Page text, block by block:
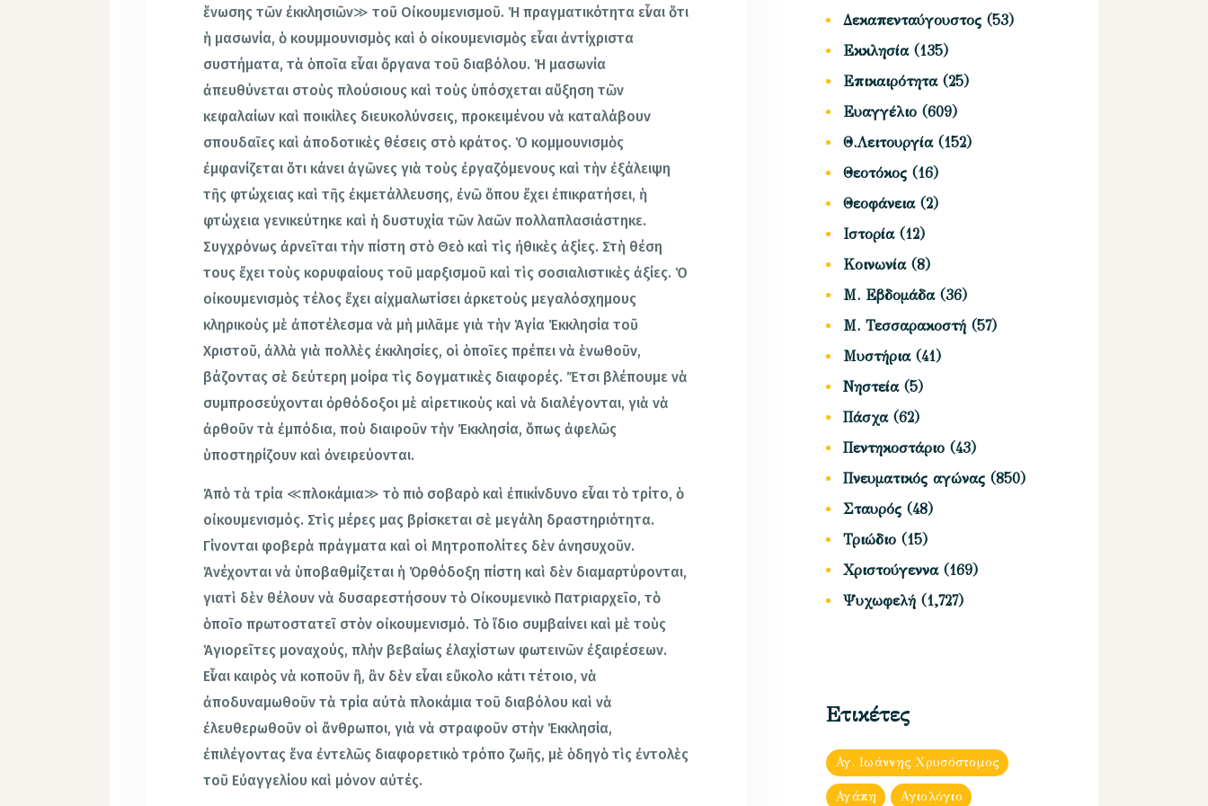
ἕνωσης τῶν ἐκκλησιῶν≫ τοῦ Οἰκουμενισμοῦ. Ἡ πραγματικότητα εἶναι ὅτι
ἡ μασωνία, ὁ κουμμουνισμὸς καὶ ὁ οἰκουμενισμὸς εἶναι ἀντίχριστα
συστήματα, τὰ ὁποῖα εἶναι ὄργανα τοῦ διαβόλου. Ἡ μασωνία
ἀπευθύνεται στοὺς πλούσιους καὶ τοὺς ὑπόσχεται αὔξηση τῶν
κεφαλαίων καὶ ποικίλες διευκολύνσεις, προκειμένου νὰ καταλάβουν
σπουδαῖες καὶ ἀποδοτικὲς θέσεις στὸ κράτος. Ὁ κομμουνισμὸς
ἐμφανίζεται ὅτι κάνει ἀγῶνες γιὰ τοὺς ἐργαζόμενους καὶ τὴν ἐξάλειψη
τῆς φτώχειας καὶ τῆς ἐκμετάλλευσης, ἐνῶ ὅπου ἔχει ἐπικρατήσει, ἡ
φτώχεια γενικεύτηκε καὶ ἡ δυστυχία τῶν λαῶν πολλαπλασιάστηκε.
Συγχρόνως ἀρνεῖται τὴν πίστη στὸ Θεὸ καὶ τὶς ἠθικὲς ἀξίες. Στὴ θέση
τους ἔχει τοὺς κορυφαίους τοῦ μαρξισμοῦ καὶ τὶς σοσιαλιστικὲς ἀξίες. Ὁ
οἰκουμενισμὸς τέλος ἔχει αἰχμαλωτίσει ἀρκετοὺς μεγαλόσχημους
κληρικοὺς μὲ ἀποτέλεσμα νὰ μὴ μιλᾶμε γιὰ τὴν Ἁγία Ἐκκλησία τοῦ
Χριστοῦ, ἀλλὰ γιὰ πολλὲς ἐκκλησίες, οἱ ὁποῖες πρέπει νὰ ἑνωθοῦν,
βάζοντας σὲ δεύτερη μοίρα τὶς δογματικὲς διαφορές. Ἔτσι βλέπουμε νὰ
συμπροσεύχονται ὀρθόδοξοι μὲ αἱρετικοὺς καὶ νὰ διαλέγονται, γιὰ νὰ
ἀρθοῦν τὰ ἐμπόδια, ποὺ διαιροῦν τὴν Ἐκκλησία, ὅπως ἀφελῶς
ὑποστηρίζουν καὶ ὀνειρεύονται.
Ἀπὸ τὰ τρία ≪πλοκάμια≫ τὸ πιὸ σοβαρὸ καὶ ἐπικίνδυνο εἶναι τὸ τρίτο, ὁ
οἰκουμενισμός. Στὶς μέρες μας βρίσκεται σὲ μεγάλη δραστηριότητα.
Γίνονται φοβερὰ πράγματα καὶ οἱ Μητροπολίτες δὲν ἀνησυχοῦν.
Ἀνέχονται νὰ ὑποβαθμίζεται ἡ Ὀρθόδοξη πίστη καὶ δὲν διαμαρτύρονται,
γιατὶ δὲν θέλουν νὰ δυσαρεστήσουν τὸ Οἰκουμενικὸ Πατριαρχεῖο, τὸ
ὁποῖο πρωτοστατεῖ στὸν οἰκουμενισμό. Τὸ ἴδιο συμβαίνει καὶ μὲ τοὺς
Ἁγιορεῖτες μοναχούς, πλὴν βεβαίως ἐλαχίστων φωτεινῶν ἐξαιρέσεων.
Εἶναι καιρὸς νὰ κοποῦν ἢ, ἂν δὲν εἶναι εὔκολο κάτι τέτοιο, νὰ
ἀποδυναμωθοῦν τὰ τρία αὐτὰ πλοκάμια τοῦ διαβόλου καὶ νὰ
ἐλευθερωθοῦν οἱ ἄνθρωποι, γιὰ νὰ στραφοῦν στὴν Ἐκκλησία,
ἐπιλέγοντας ἕνα ἐντελῶς διαφορετικὸ τρόπο ζωῆς, μὲ ὁδηγὸ τὶς ἐντολὲς
τοῦ Εὐαγγελίου καὶ μόνον αὐτές.
Δεκαπενταύγουστος (53)
Εκκλησία(135)
Επικαιρότητα(25)
Ευαγγέλιο (609)
Θ.Λειτουργία(152)
Θεοτόκος (16)
Θεοφάνεια(2)
Ιστορία(12)
Κοινωνία(8)
Μ. Εβδομάδα(36)
Μ. Τεσσαρακοστή (57)
Μυστήρια(41)
Νηστεία(5)
Πάσχα(62)
Πεντηκοστάριο (43)
Πνευματικός αγώνας (850)
Σταυρός (48)
Τριώδιο (15)
Χριστούγεννα(169)
Ψυχωφελή (1,727)
Ετικέτες
Αγ. Ιωάννης Χρυσόστομος
Αγάπη Αγιολόγιο